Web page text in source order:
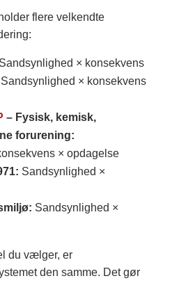
flere velkendte
Sandsynlighed × konsekvens
Sandsynlighed × konsekvens
– Fysisk, kemisk,
forurening:
× opdagelse
Sandsynlighed ×
Sandsynlighed ×
du vælger, er
den samme. Det gør